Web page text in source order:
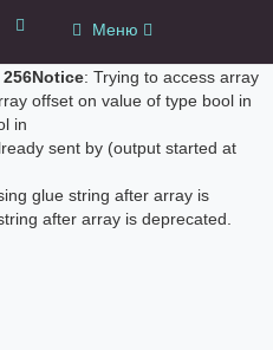
256Notice: Trying to access array
offset on value of type bool in
in
sent by (output started at
glue string after array is
after array is deprecated.
Меню